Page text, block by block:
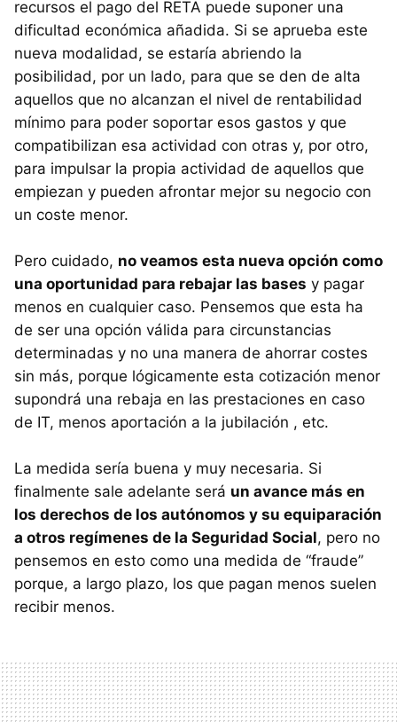
recursos el pago del RETA puede suponer una
dificultad económica añadida. Si se aprueba este
nueva modalidad, se estaría abriendo la
posibilidad, por un lado, para que se den de alta
aquellos que no alcanzan el nivel de rentabilidad
mínimo para poder soportar esos gastos y que
compatibilizan esa actividad con otras y, por otro,
para impulsar la propia actividad de aquellos que
empiezan y pueden afrontar mejor su negocio con
un coste menor.
Pero cuidado, no veamos esta nueva opción como
una oportunidad para rebajar las bases y pagar
menos en cualquier caso. Pensemos que esta ha
de ser una opción válida para circunstancias
determinadas y no una manera de ahorrar costes
sin más, porque lógicamente esta cotización menor
supondrá una rebaja en las prestaciones en caso
de IT, menos aportación a la jubilación , etc.
La medida sería buena y muy necesaria. Si
finalmente sale adelante será un avance más en
los derechos de los autónomos y su equiparación
a otros regímenes de la Seguridad Social, pero no
pensemos en esto como una medida de “fraude”
porque, a largo plazo, los que pagan menos suelen
recibir menos.